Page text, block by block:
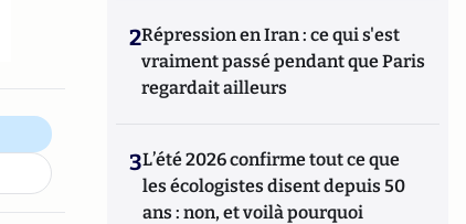
2Répression en Iran : ce qui s'est
vraiment passé pendant que Paris
regardait ailleurs
3L’été 2026 confirme tout ce que
les écologistes disent depuis 50
ans : non, et voilà pourquoi